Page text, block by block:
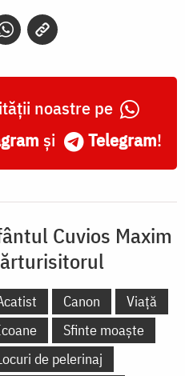
noastre pe
și Telegram!
Cuvios Maxim
Canon
Viață
Sfinte moaște
de pelerinaj